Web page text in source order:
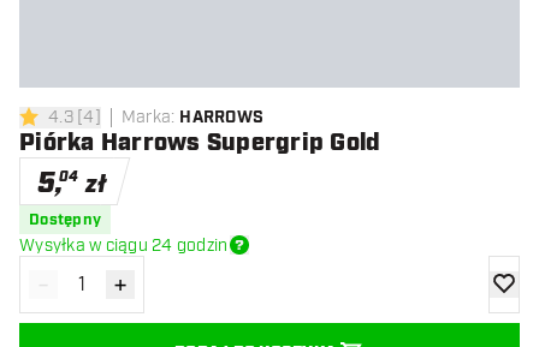
4.3 gwiazdki oceny
4.3[4] Marka: HARROWS
Piórka Harrows Supergrip Gold
5,04 zł
Dostępny
Wysyłka w ciągu 24 godzin
Zmniejsz ilość
- Zwiększ ilość
+